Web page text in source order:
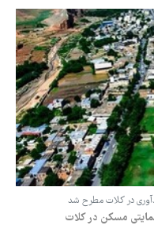
در کلات مطرح شد
مسکن در کلات